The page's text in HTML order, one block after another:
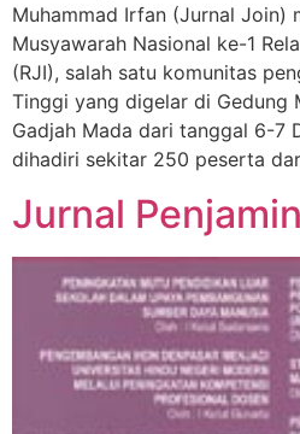
Muhammad Irfan (Jurnal Join)
Musyawarah Nasional ke-1
(RJI), salah satu komunitas
Tinggi yang digelar di Gedung
Gadjah Mada dari tanggal 6-7
dihadiri sekitar 250 peserta
Jurnal